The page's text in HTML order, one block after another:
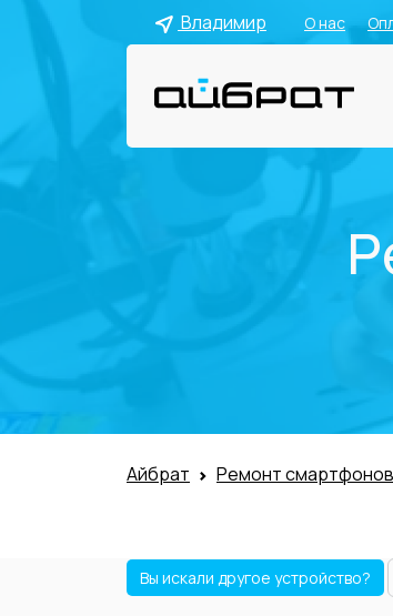
Владимир О нас
Айбрат Ремонт смартфонов
Вы искали другое устройство?